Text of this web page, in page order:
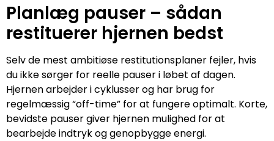
Planlæg pauser – sådan
restituerer hjernen bedst
Selv de mest ambitiøse restitutionsplaner fejler, hvis
du ikke sørger for reelle pauser i løbet af dagen.
Hjernen arbejder i cyklusser og har brug for
regelmæssig “off-time” for at fungere optimalt. Korte,
bevidste pauser giver hjernen mulighed for at
bearbejde indtryk og genopbygge energi.